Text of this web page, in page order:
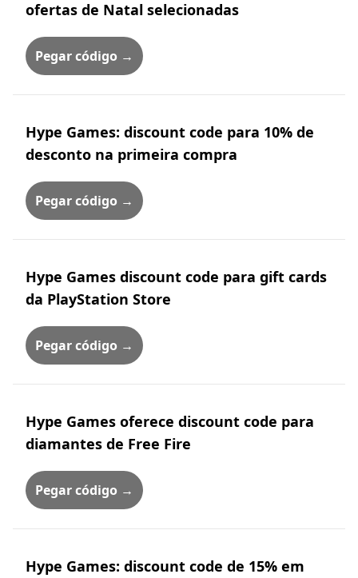
ofertas de Natal selecionadas
Pegar código →
Hype Games: discount code para 10% de
desconto na primeira compra
Pegar código →
Hype Games discount code para gift cards
da PlayStation Store
Pegar código →
Hype Games oferece discount code para
diamantes de Free Fire
Pegar código →
Hype Games: discount code de 15% em